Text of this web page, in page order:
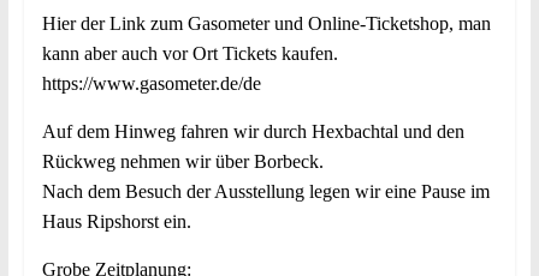
Hier der Link zum Gasometer und Online-Ticketshop, man
kann aber auch vor Ort Tickets kaufen.
https://www.gasometer.de/de
Auf dem Hinweg fahren wir durch Hexbachtal und den
Rückweg nehmen wir über Borbeck.
Nach dem Besuch der Ausstellung legen wir eine Pause im
Haus Ripshorst ein.
Grobe Zeitplanung: